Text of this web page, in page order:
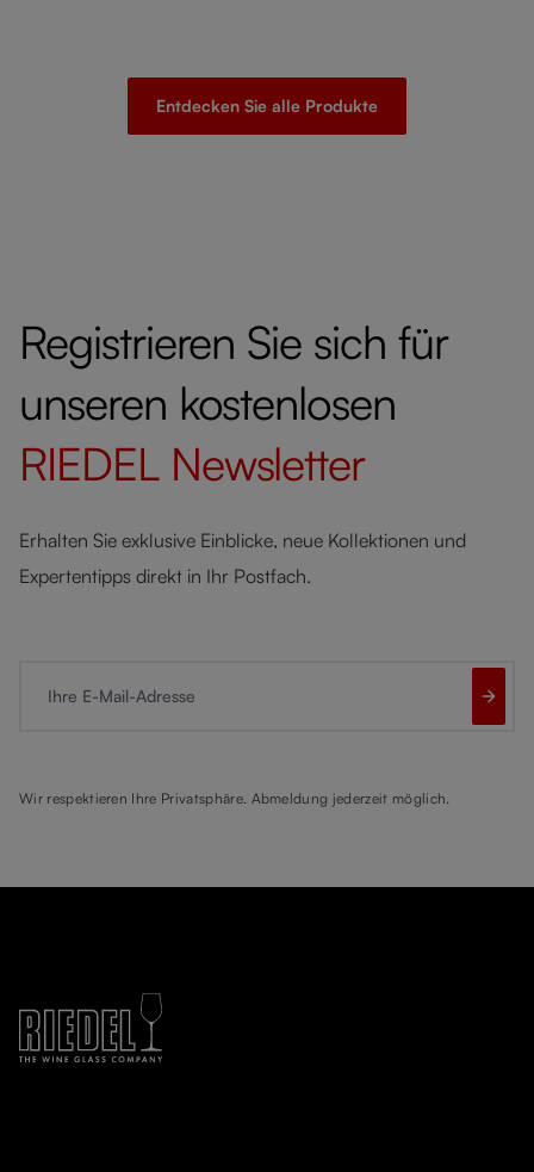
Entdecken Sie alle Produkte
Registrieren Sie sich für
unseren kostenlosen
RIEDEL Newsletter
Erhalten Sie exklusive Einblicke, neue Kollektionen und
Expertentipps direkt in Ihr Postfach.
Wir respektieren Ihre Privatsphäre. Abmeldung jederzeit möglich.